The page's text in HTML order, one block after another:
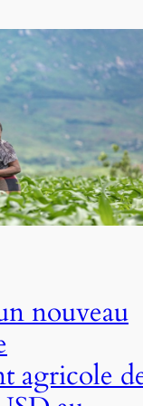
nouveau
agricole